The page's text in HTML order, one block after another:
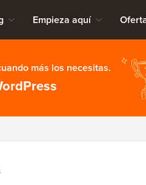
Empieza aquí
más los necesitas.